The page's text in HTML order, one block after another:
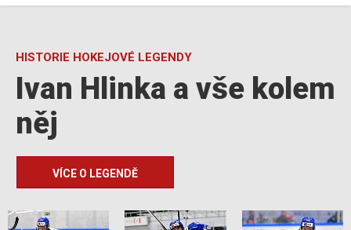
HISTORIE HOKEJOVÉ LEGENDY
Ivan Hlinka a vše kolem
něj
VÍCE O LEGENDĚ